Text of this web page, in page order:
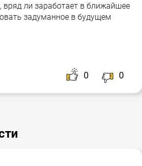
вряд ли заработает в ближайшее
задуманное в будущем
0 0